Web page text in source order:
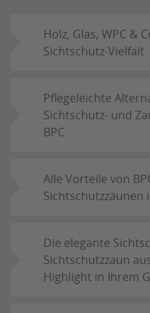
Holz, Glas, WPC &
Sichtschutz-Vielfalt
Pflegeleichte
Sichtschutz- und
BPC
Alle Vorteile von
Sichtschutzzäunen
Die elegante
Sichtschutzzaun
Highlight in Ihrem